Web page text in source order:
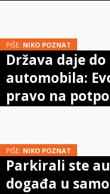
PIŠE: NIKO POZNAT
Država daje
automobila:
pravo na
PIŠE: NIKO POZNAT
Parkirali ste
događa u